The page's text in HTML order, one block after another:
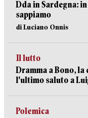
Dda in Sardegna:
sappiamo
di Luciano Onnis
Il lutto
Dramma a Bono,
l'ultimo saluto a
Polemica